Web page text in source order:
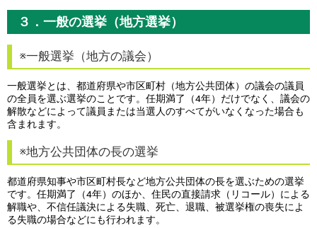
３．一般の選挙（地方選挙）
※一般選挙（地方の議会）
一般選挙とは、都道府県や市区町村（地方公共団体）の議会の議員
の全員を選ぶ選挙のことです。任期満了（4年）だけでなく、議会の
解散などによって議員または当選人のすべてがいなくなった場合も
含まれます。
※地方公共団体の長の選挙
都道府県知事や市区町村長など地方公共団体の長を選ぶための選挙
です。任期満了（4年）のほか、住民の直接請求（リコール）による
解職や、不信任議決による失職、死亡、退職、被選挙権の喪失によ
る失職の場合などにも行われます。